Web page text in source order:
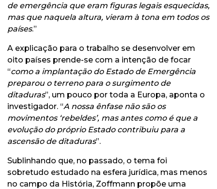
de emergência que eram figuras legais esquecidas,
mas que naquela altura, vieram à tona em todos os
países.”
A explicação para o trabalho se desenvolver em
oito países prende-se com a intenção de focar
“como a implantação do Estado de Emergência
preparou o terreno para o surgimento de
ditaduras”, um pouco por toda a Europa, aponta o
investigador. “A nossa ênfase não são os
movimentos ‘rebeldes’, mas antes como é que a
evolução do próprio Estado contribuiu para a
ascensão de ditaduras”.
Sublinhando que, no passado, o tema foi
sobretudo estudado na esfera jurídica, mas menos
no campo da História, Zoffmann propõe uma